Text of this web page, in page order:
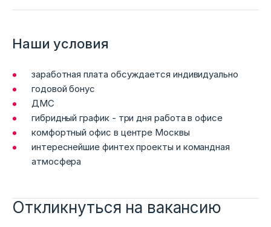
Наши условия
заработная плата обсуждается индивидуально
годовой бонус
ДМС
гибридный график - три дня работа в офисе
комфортный офис в центре Москвы
интереснейшие финтех проекты и командная
атмосфера
Откликнуться на вакансию